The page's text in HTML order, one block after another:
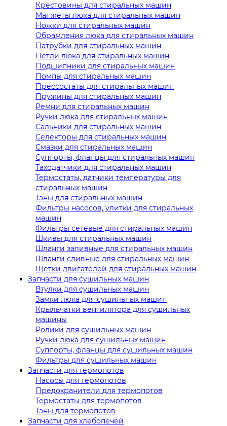
Крестовины для стиральных машин
Манжеты люка для стиральных машин
Ножки для стиральных машин
Обрамления люка для стиральных машин
Патрубки для стиральных машин
Петли люка для стиральных машин
Подшипники для стиральных машин
Помпы для стиральных машин
Прессостаты для стиральных машин
Пружины для стиральных машин
Ремни для стиральных машин
Ручки люка для стиральных машин
Сальники для стиральных машин
Селекторы для стиральных машин
Смазки для стиральных машин
Суппорты, фланцы для стиральных машин
Таходатчики для стиральных машин
Термостаты, датчики температуры для
стиральных машин
Тэны для стиральных машин
Фильтры насосов, улитки для стиральных
машин
Фильтры сетевые для стиральных машин
Шкивы для стиральных машин
Шланги заливные для стиральных машин
Шланги сливные для стиральных машин
Щетки двигателей для стиральных машин
Запчасти для сушильных машин
Втулки для сушильных машин
Замки люка для сушильных машин
Крыльчатки вентилятора для сушильных
машины
Ролики для сушильных машин
Ручки люка для сушильных машин
Суппорты, фланцы для сушильных машин
Фильтры для сушильных машин
Запчасти для термопотов
Насосы для термопотов
Предохранители для термопотов
Термостаты для термопотов
Тэны для термопотов
Запчасти для хлебопечей